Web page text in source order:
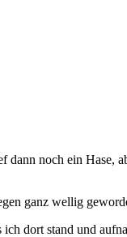
noch ein Hase,
ganz wellig
dort stand und